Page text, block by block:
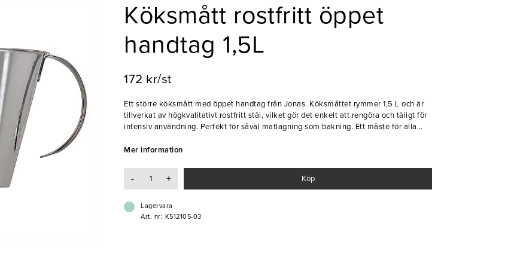
Köksmått rostfritt öppet
handtag 1,5L
172 kr/st
Ett större köksmått med öppet handtag från Jonas. Köksmåttet rymmer 1,5 L och är
tillverkat av högkvalitativt rostfritt stål, vilket gör det enkelt att rengöra och tåligt för
intensiv användning. Perfekt för såväl matlagning som bakning. Ett måste för alla
- Mångfunktionellt
Mer information
- + Köp
Lagervara
Art. nr: K512105-03